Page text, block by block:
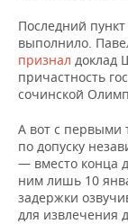
Последний
выполнило.
признал доклад
причастность
сочинской
А вот с первыми
по допуску
— вместо конца
ним лишь 10
задержки
для извлечения